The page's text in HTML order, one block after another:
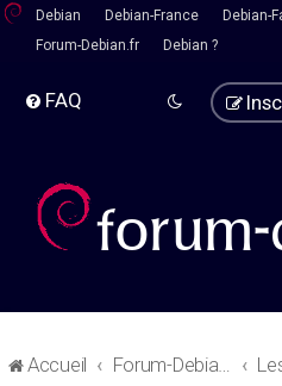
Debian Debian-France Debian-
Forum-Debian.fr
Debian ?
FAQ
Accueil Forum-Debian.fr